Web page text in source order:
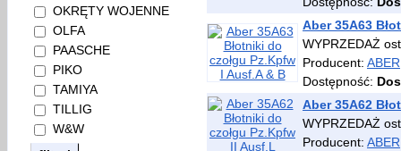
OKRĘTY WOJENNE
OLFA
PAASCHE
PIKO
TAMIYA
TILLIG
W&W
Aber 35A63
WYPRZEDAŻ
Producent: ABER
Dostępność:
Aber 35A62
WYPRZEDAŻ
Producent: ABER